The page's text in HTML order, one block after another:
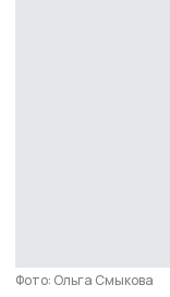
Фото: Ольга Смыкова